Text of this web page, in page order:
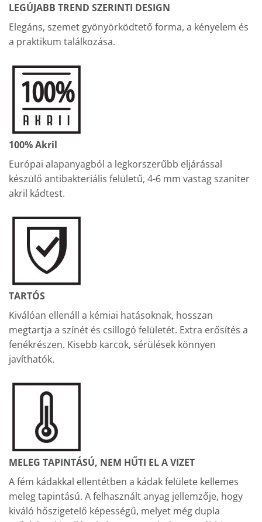
LEGÚJABB TREND SZERINTI DESIGN
Elegáns, szemet gyönyörködtető forma, a kényelem és
a praktikum találkozása.
100% Akril
Európai alapanyagból a legkorszerűbb eljárással
készülő antibakteriális felületű, 4-6 mm vastag szaniter
akril kádtest.
TARTÓS
Kiválóan ellenáll a kémiai hatásoknak, hosszan
megtartja a színét és csillogó felületét. Extra erősítés a
fenékrészen. Kisebb karcok, sérülések könnyen
javíthatók.
MELEG TAPINTÁSÚ, NEM HŰTI EL A VIZET
A fém kádakkal ellentétben a kádak felülete kellemes
meleg tapintású. A felhasznált anyag jellemzője, hogy
kiváló hőszigetelő képességű, melyet még dupla